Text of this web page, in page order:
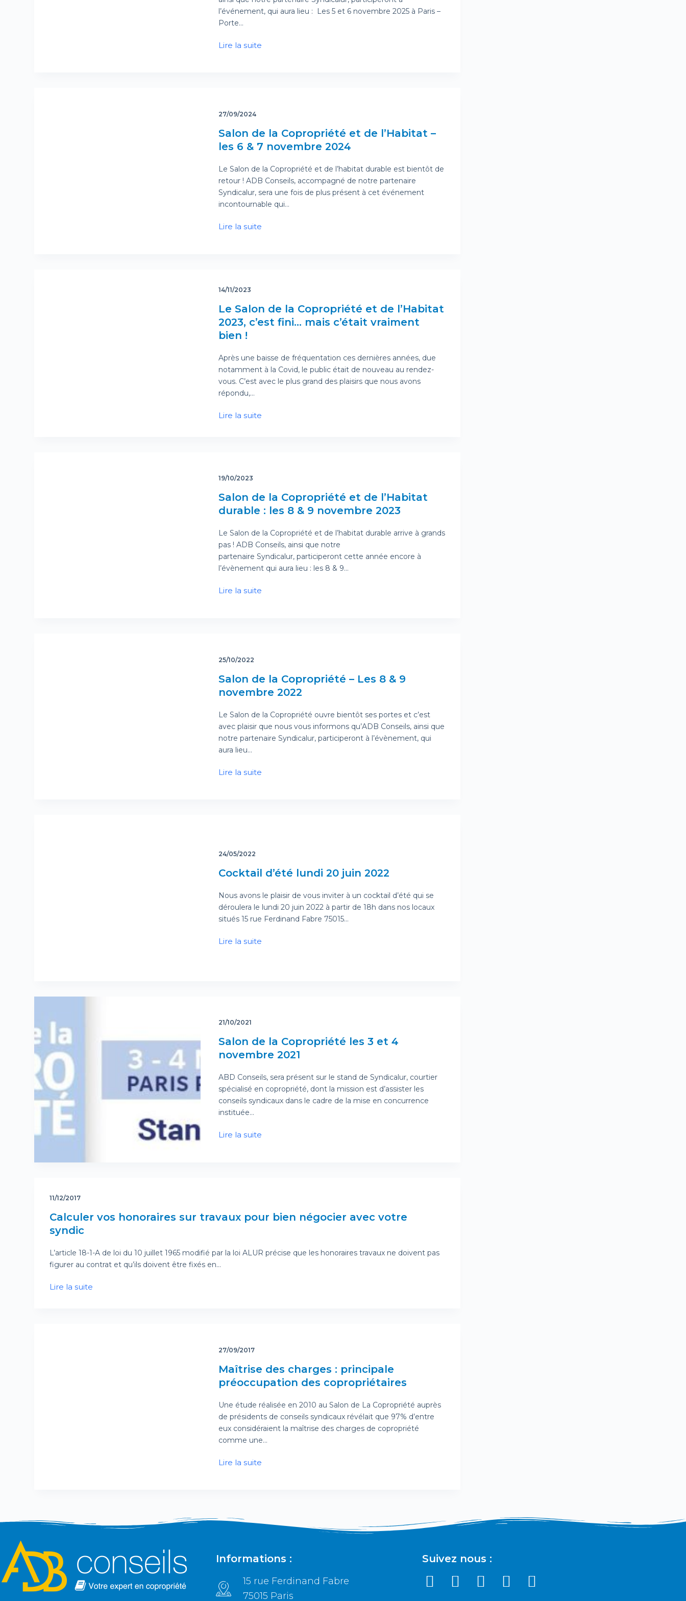
l’événement, qui aura lieu : Les 5 et 6 novembre 2025 à Paris –
Porte…
Lire la suite
27/09/2024
Salon de la Copropriété et de l’Habitat –
les 6 & 7 novembre 2024
Le Salon de la Copropriété et de l’habitat durable est bientôt de
retour ! ADB Conseils, accompagné de notre partenaire
Syndicalur, sera une fois de plus présent à cet événement
incontournable qui…
Lire la suite
14/11/2023
Le Salon de la Copropriété et de l’Habitat
2023, c’est fini… mais c’était vraiment
bien !
Après une baisse de fréquentation ces dernières années, due
notamment à la Covid, le public était de nouveau au rendez-
vous. C’est avec le plus grand des plaisirs que nous avons
répondu,…
Lire la suite
19/10/2023
Salon de la Copropriété et de l’Habitat
durable : les 8 & 9 novembre 2023
Le Salon de la Copropriété et de l’habitat durable arrive à grands
pas ! ADB Conseils, ainsi que notre
partenaire Syndicalur, participeront cette année encore à
l’évènement qui aura lieu : les 8 & 9…
Lire la suite
25/10/2022
Salon de la Copropriété – Les 8 & 9
novembre 2022
Le Salon de la Copropriété ouvre bientôt ses portes et c’est
avec plaisir que nous vous informons qu’ADB Conseils, ainsi que
notre partenaire Syndicalur, participeront à l’évènement, qui
aura lieu…
Lire la suite
24/05/2022
Cocktail d’été lundi 20 juin 2022
Nous avons le plaisir de vous inviter à un cocktail d’été qui se
déroulera le lundi 20 juin 2022 à partir de 18h dans nos locaux
situés 15 rue Ferdinand Fabre 75015…
Lire la suite
21/10/2021
Salon de la Copropriété les 3 et 4
novembre 2021
ABD Conseils, sera présent sur le stand de Syndicalur, courtier
spécialisé en copropriété, dont la mission est d’assister les
conseils syndicaux dans le cadre de la mise en concurrence
instituée…
Lire la suite
11/12/2017
Calculer vos honoraires sur travaux pour bien négocier avec votre
syndic
L’article 18-1-A de loi du 10 juillet 1965 modifié par la loi ALUR précise que les honoraires travaux ne doivent pas
figurer au contrat et qu’ils doivent être fixés en…
Lire la suite
27/09/2017
Maîtrise des charges : principale
préoccupation des copropriétaires
Une étude réalisée en 2010 au Salon de La Copropriété auprès
de présidents de conseils syndicaux révélait que 97% d’entre
eux considéraient la maîtrise des charges de copropriété
comme une…
Lire la suite
Informations :
15 rue Ferdinand Fabre
75015 Paris
Suivez nous :